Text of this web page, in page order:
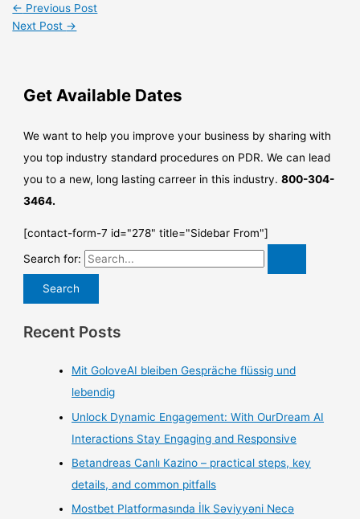
← Previous Post
Next Post →
Get Available Dates
We want to help you improve your business by sharing with
you top industry standard procedures on PDR. We can lead
you to a new, long lasting carreer in this industry.800-304-
3464.
[contact-form-7 id="278" title="Sidebar From"]
Search for:
Recent Posts
Mit GoloveAI bleiben Gespräche flüssig und
lebendig
Unlock Dynamic Engagement: With OurDream AI
Interactions Stay Engaging and Responsive
Betandreas Canlı Kazino – practical steps, key
details, and common pitfalls
Mostbet Platformasında İlk Səviyyəni Necə